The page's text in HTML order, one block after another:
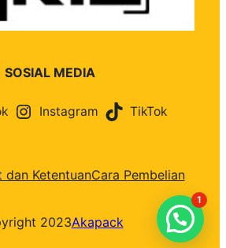
SOSIAL MEDIA
Instagram TikTok
dan KetentuanCara Pembelian
2023Akapack
1